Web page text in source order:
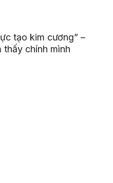
tạo kim cương” –
thấy chính mình